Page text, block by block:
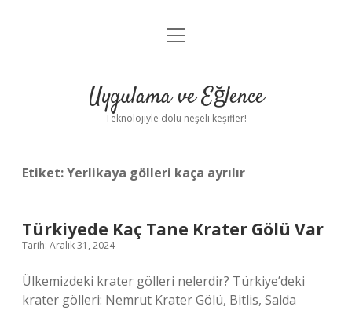
Anasayfa
Yasal Uyarı
menüyü
Uygulama ve Eğlence
Teknolojiyle dolu neşeli keşifler!
Etiket:Yerlikaya gölleri kaça ayrılır
Türkiyede Kaç Tane Krater Gölü Var
Tarih: Aralık 31, 2024
Ülkemizdeki krater gölleri nelerdir? Türkiye’deki
krater gölleri: Nemrut Krater Gölü, Bitlis, Salda